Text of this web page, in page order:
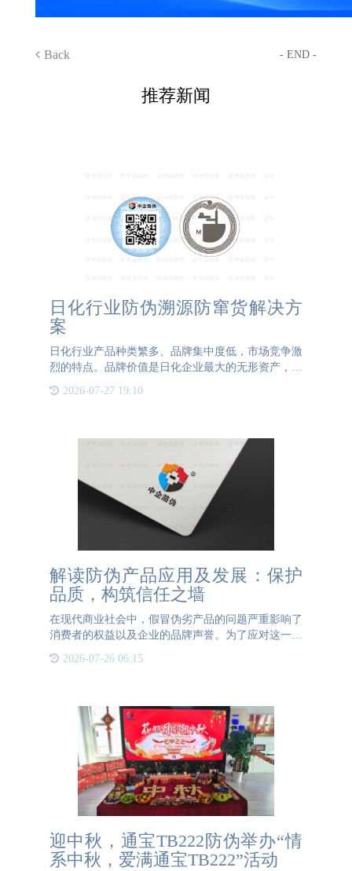
Back - END -
推荐新闻
日化行业防伪溯源防窜货解决方
案
日化行业产品种类繁多、品牌集中度低，市场竞争激
烈的特点。品牌价值是日化企业最大的无形资产，是
在广大消费者中有着很高的知名度和影响力，如果产
2026-07-27 19:10
解读防伪产品应用及发展：保护
品质，构筑信任之墙
在现代商业社会中，假冒伪劣产品的问题严重影响了
消费者的权益以及企业的品牌声誉。为了应对这一问
题。防伪产品不仅可以有效识别真伪，也能提供其源
2026-07-26 06:15
迎中秋，通宝TB222防伪举办“情
系中秋，爱满通宝TB222”活动